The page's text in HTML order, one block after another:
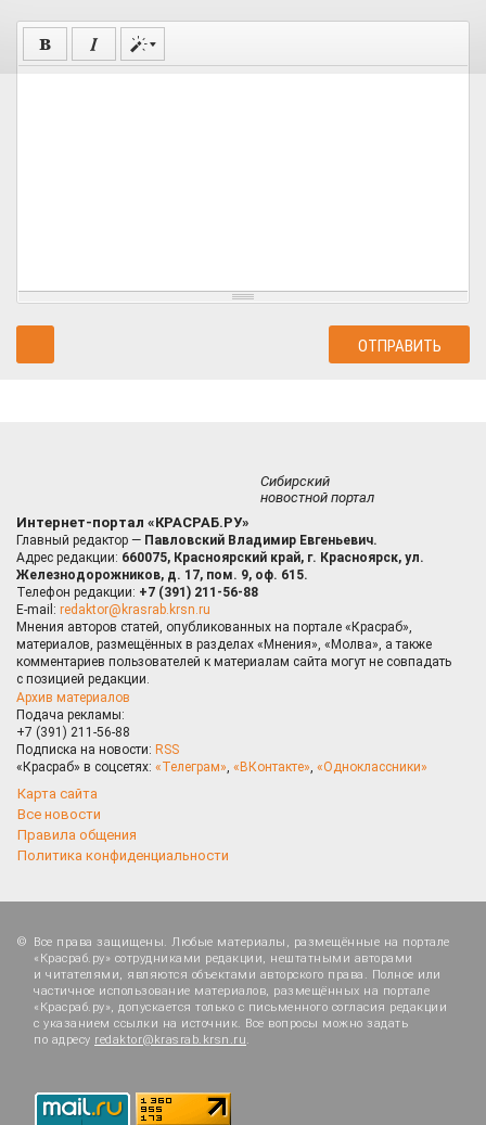
Сибирский
новостной портал
Интернет-портал «КРАСРАБ.РУ»
Главный редактор — Павловский Владимир Евгеньевич.
Адрес редакции: 660075, Красноярский край, г. Красноярск, ул.
Железнодорожников, д. 17, пом. 9, оф. 615.
Телефон редакции: +7 (391) 211-56-88
E-mail: redaktor@krasrab.krsn.ru
Мнения авторов статей, опубликованных на портале «Красраб»,
материалов, размещённых в разделах «Мнения», «Молва», а также
комментариев пользователей к материалам сайта могут не совпадать
с позицией редакции.
Архив материалов
Подача рекламы:
+7 (391) 211-56-88
Подписка на новости: RSS
«Красраб» в соцсетях: «Телеграм», «ВКонтакте», «Одноклассники»
Карта сайта
Все новости
Правила общения
Политика конфиденциальности
Все права защищены. Любые материалы, размещённые на портале
«Красраб.ру» сотрудниками редакции, нештатными авторами
и читателями, являются объектами авторского права. Полное или
частичное использование материалов, размещённых на портале
«Красраб.ру», допускается только с письменного согласия редакции
с указанием ссылки на источник. Все вопросы можно задать
по адресу redaktor@krasrab.krsn.ru.